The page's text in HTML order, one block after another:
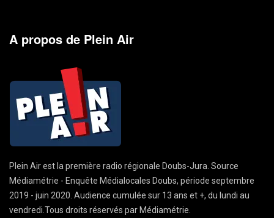
A propos de Plein Air
Plein Air est la première radio régionale Doubs-Jura. Source
Médiamétrie - Enquête Médialocales Doubs, période septembre
2019 - juin 2020. Audience cumulée sur 13 ans et +, du lundi au
vendredi.Tous droits réservés par Médiamétrie.